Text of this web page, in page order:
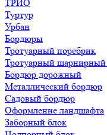
ТРИО
Туртур
Урбан
Бордюры
Тротуарный поребрик
Тротуарный
Бордюр дорожный
Металлический бордюр
Садовый бордюр
Оформление ландшафта
Заборный блок